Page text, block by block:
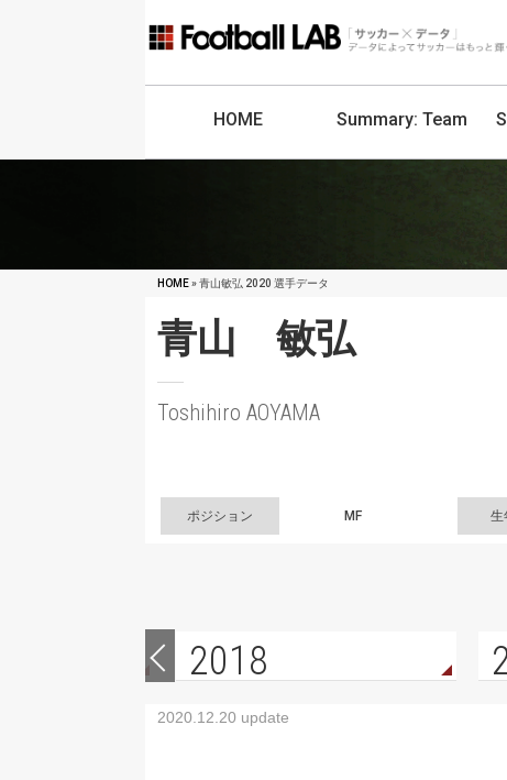
HOME Summary: Team
HOME» 青山敏弘 2020 選手データ
青山 敏弘
Toshihiro AOYAMA
ポジション MF 生
2018
2020.12.20 update